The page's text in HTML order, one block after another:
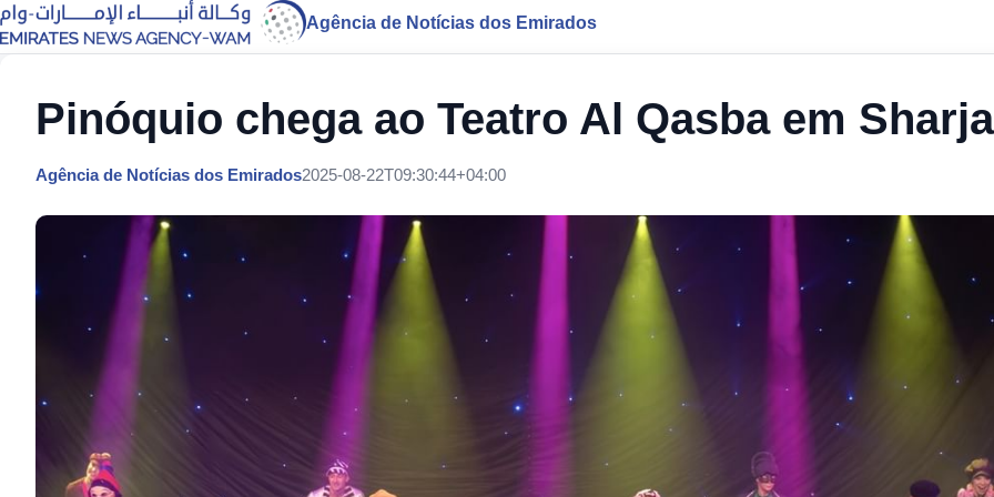
Agência de Notícias dos Emirados
Pinóquio chega ao Teatro Al Qasba em
Agência de Notícias dos Emirados2025-08-22T09:30:44+04:00